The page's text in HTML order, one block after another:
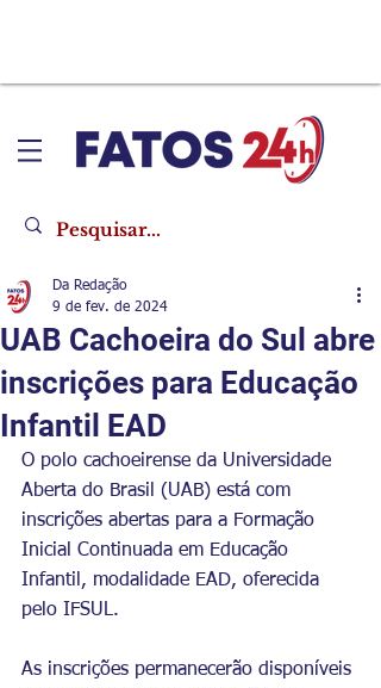
UAB Cachoeira do Sul abre
inscrições para Educação
Infantil EAD
Da Redação
9 de fev. de 2024
O polo cachoeirense da Universidade
Aberta do Brasil (UAB) está com
inscrições abertas para a Formação
Inicial Continuada em Educação
Infantil, modalidade EAD, oferecida
pelo IFSUL.
As inscrições permanecerão disponíveis